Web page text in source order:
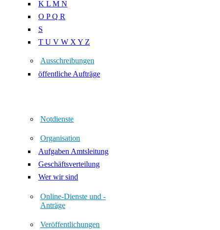
K L M N
O P Q R
S
T U V W X Y Z
Ausschreibungen
öffentliche Aufträge
Notdienste
Organisation
Aufgaben Amtsleitung
Geschäftsverteilung
Wer wir sind
Online-Dienste und -
Anträge
Veröffentlichungen